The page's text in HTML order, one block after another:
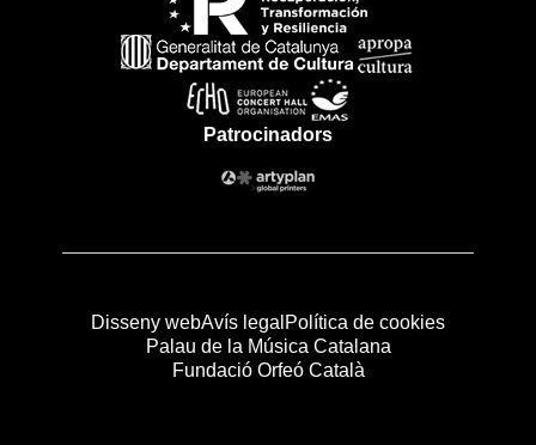
Patrocinadors
Disseny webAvís legal Política de cookies
Palau de la Música Catalana
Fundació Orfeó Català